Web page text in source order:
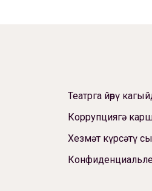
Театрга йөрү
Коррупциягә
Хезмәт күрсәтү